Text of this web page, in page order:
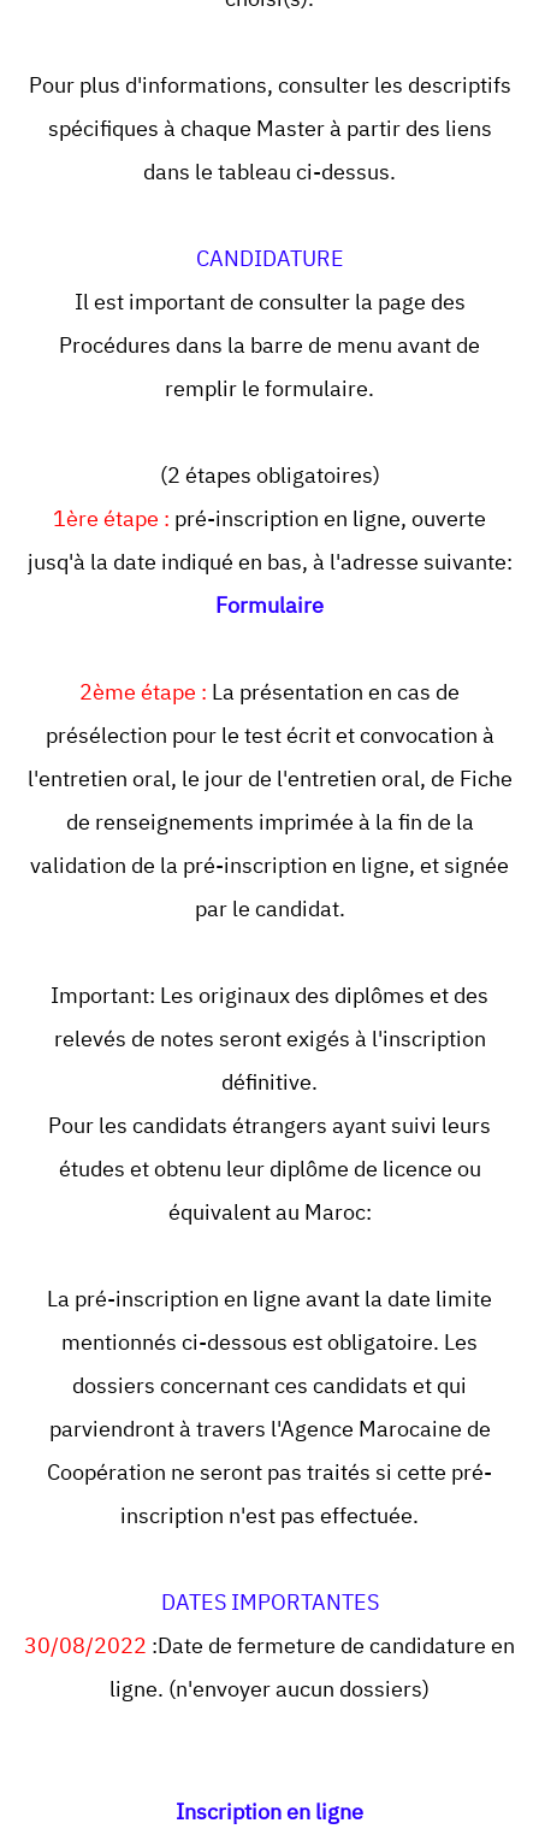
Pour plus d'informations, consulter les descriptifs
spécifiques à chaque Master à partir des liens
dans le tableau ci-dessus.
CANDIDATURE
Il est important de consulter la page des
Procédures dans la barre de menu avant de
remplir le formulaire.
(2 étapes obligatoires)
1ère étape : pré-inscription en ligne, ouverte
jusq'à la date indiqué en bas, à l'adresse suivante:
Formulaire
2ème étape : La présentation en cas de
présélection pour le test écrit et convocation à
l'entretien oral, le jour de l'entretien oral, de Fiche
de renseignements imprimée à la fin de la
validation de la pré-inscription en ligne, et signée
par le candidat.
Important: Les originaux des diplômes et des
relevés de notes seront exigés à l'inscription
définitive.
Pour les candidats étrangers ayant suivi leurs
études et obtenu leur diplôme de licence ou
équivalent au Maroc:
La pré-inscription en ligne avant la date limite
mentionnés ci-dessous est obligatoire. Les
dossiers concernant ces candidats et qui
parviendront à travers l'Agence Marocaine de
Coopération ne seront pas traités si cette pré-
inscription n'est pas effectuée.
DATES IMPORTANTES
30/08/2022 :Date de fermeture de candidature en
ligne. (n'envoyer aucun dossiers)
Inscription en ligne